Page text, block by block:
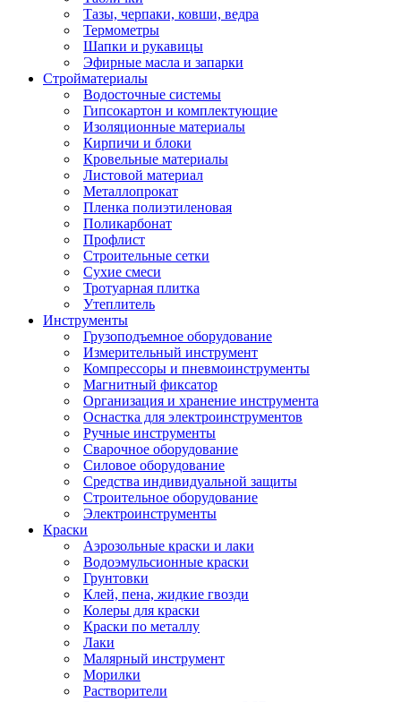
Тазы, черпаки, ковши, ведра
Термометры
Шапки и рукавицы
Эфирные масла и запарки
Стройматериалы
Водосточные системы
Гипсокартон и комплектующие
Изоляционные материалы
Кирпичи и блоки
Кровельные материалы
Листовой материал
Металлопрокат
Пленка полиэтиленовая
Поликарбонат
Профлист
Строительные сетки
Сухие смеси
Тротуарная плитка
Утеплитель
Инструменты
Грузоподъемное оборудование
Измерительный инструмент
Компрессоры и пневмоинструменты
Магнитный фиксатор
Организация и хранение инструмента
Оснастка для электроинструментов
Ручные инструменты
Сварочное оборудование
Силовое оборудование
Средства индивидуальной защиты
Строительное оборудование
Электроинструменты
Краски
Аэрозольные краски и лаки
Водоэмульсионные краски
Грунтовки
Клей, пена, жидкие гвозди
Колеры для краски
Краски по металлу
Лаки
Малярный инструмент
Морилки
Растворители